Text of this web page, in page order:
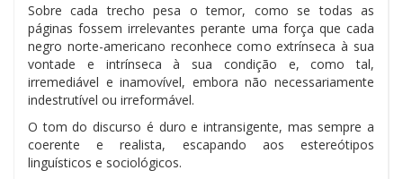
Sobre cada trecho pesa o temor, como se todas as
páginas fossem irrelevantes perante uma força que cada
negro norte-americano reconhece como extrínseca à sua
vontade e intrínseca à sua condição e, como tal,
irremediável e inamovível, embora não necessariamente
indestrutível ou irreformável.
O tom do discurso é duro e intransigente, mas sempre a
coerente e realista, escapando aos estereótipos
linguísticos e sociológicos.